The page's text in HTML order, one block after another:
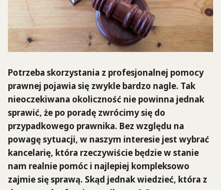
Potrzeba skorzystania z profesjonalnej pomocy
prawnej pojawia się zwykle bardzo nagle. Tak
nieoczekiwana okoliczność nie powinna jednak
sprawić, że po poradę zwrócimy się do
przypadkowego prawnika. Bez względu na
powagę sytuacji, w naszym interesie jest wybrać
kancelarię, która rzeczywiście będzie w stanie
nam realnie pomóc i najlepiej kompleksowo
zajmie się sprawą. Skąd jednak wiedzieć, która z